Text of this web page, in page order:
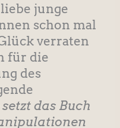
junge
schon mal
verraten
für die
des
das Buch